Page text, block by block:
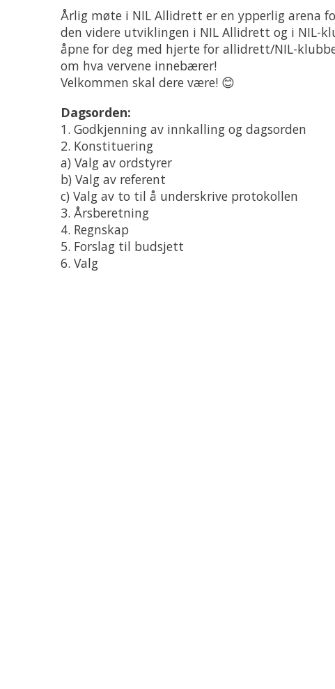
Årlig møte i NIL Allidrett er en ypperlig arena
den videre utviklingen i NIL Allidrett og i NIL-
åpne for deg med hjerte for allidrett/NIL-
om hva vervene innebærer!
Velkommen skal dere være! 😊
Dagsorden:
1. Godkjenning av innkalling og dagsorden
2. Konstituering
a) Valg av ordstyrer
b) Valg av referent
c) Valg av to til å underskrive protokollen
3. Årsberetning
4. Regnskap
5. Forslag til budsjett
6. Valg